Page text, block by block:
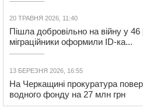
20 ТРАВНЯ 2026, 11:40
Пішла добровільно на війну у 46
міграційники оформили ID-ка...
13 БЕРЕЗНЯ 2026, 16:55
На Черкащині прокуратура
водного фонду на 27 млн грн